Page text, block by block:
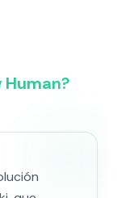
Human?